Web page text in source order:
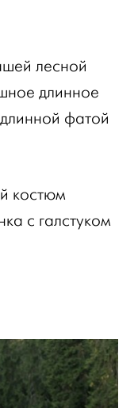
лесной
длинное
фатой
костюм
с галстуком